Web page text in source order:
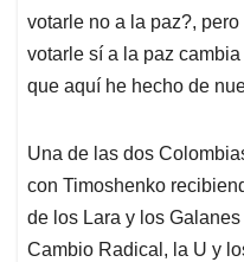
votarle no a la paz?,
votarle sí a la paz
que aquí he hecho de
Una de las dos
con Timoshenko
de los Lara y los
Cambio Radical, la U y